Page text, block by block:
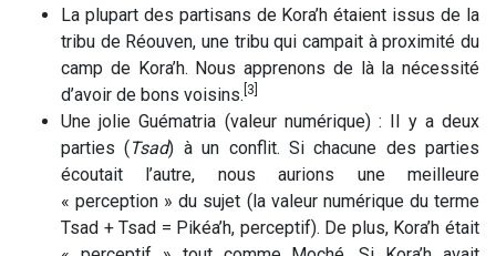
La plupart des partisans de Kora’h étaient issus de la
tribu de Réouven, une tribu qui campait à proximité du
camp de Kora’h. Nous apprenons de là la nécessité
d’avoir de bons voisins. [3]
Une jolie Guématria (valeur numérique) : Il y a deux
parties (Tsad) à un conflit. Si chacune des parties
écoutait l’autre, nous aurions une meilleure
« perception » du sujet (la valeur numérique du terme
Tsad + Tsad = Pikéa’h, perceptif). De plus, Kora’h était